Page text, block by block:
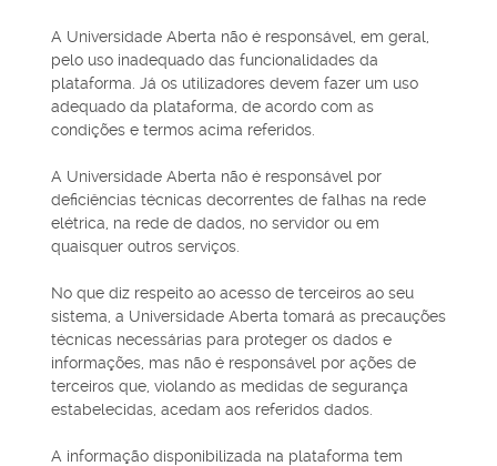
A Universidade Aberta não é responsável, em geral,
pelo uso inadequado das funcionalidades da
plataforma. Já os utilizadores devem fazer um uso
adequado da plataforma, de acordo com as
condições e termos acima referidos.
A Universidade Aberta não é responsável por
deficiências técnicas decorrentes de falhas na rede
elétrica, na rede de dados, no servidor ou em
quaisquer outros serviços.
No que diz respeito ao acesso de terceiros ao seu
sistema, a Universidade Aberta tomará as precauções
técnicas necessárias para proteger os dados e
informações, mas não é responsável por ações de
terceiros que, violando as medidas de segurança
estabelecidas, acedam aos referidos dados.
A informação disponibilizada na plataforma tem